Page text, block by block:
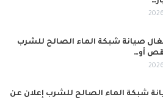
صيانة شبكة الماء الصالح للشرب
أو…
شبكة الماء الصالح للشرب إعلان عن